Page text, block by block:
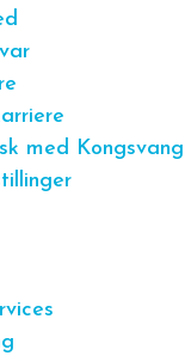
med Kongsvang